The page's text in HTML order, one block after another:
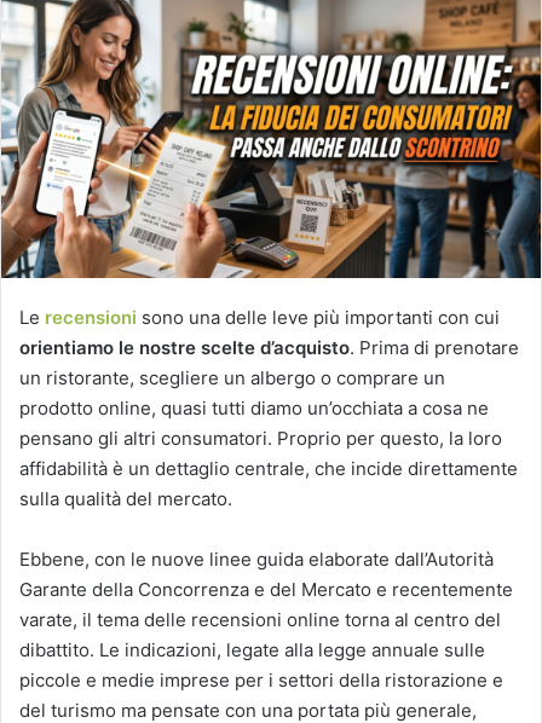
Le recensioni sono una delle leve più importanti con cui
orientiamo le nostre scelte d’acquisto. Prima di prenotare
un ristorante, scegliere un albergo o comprare un
prodotto online, quasi tutti diamo un’occhiata a cosa ne
pensano gli altri consumatori. Proprio per questo, la loro
affidabilità è un dettaglio centrale, che incide direttamente
sulla qualità del mercato.
Ebbene, con le nuove linee guida elaborate dall’Autorità
Garante della Concorrenza e del Mercato e recentemente
varate, il tema delle recensioni online torna al centro del
dibattito. Le indicazioni, legate alla legge annuale sulle
piccole e medie imprese per i settori della ristorazione e
del turismo ma pensate con una portata più generale,